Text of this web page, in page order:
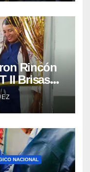
Rincón
II Brisas
NACIONAL